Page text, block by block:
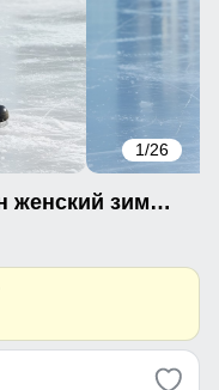
1/26
Горнолыжный комбинезон женский зимний розового цвета 2320R